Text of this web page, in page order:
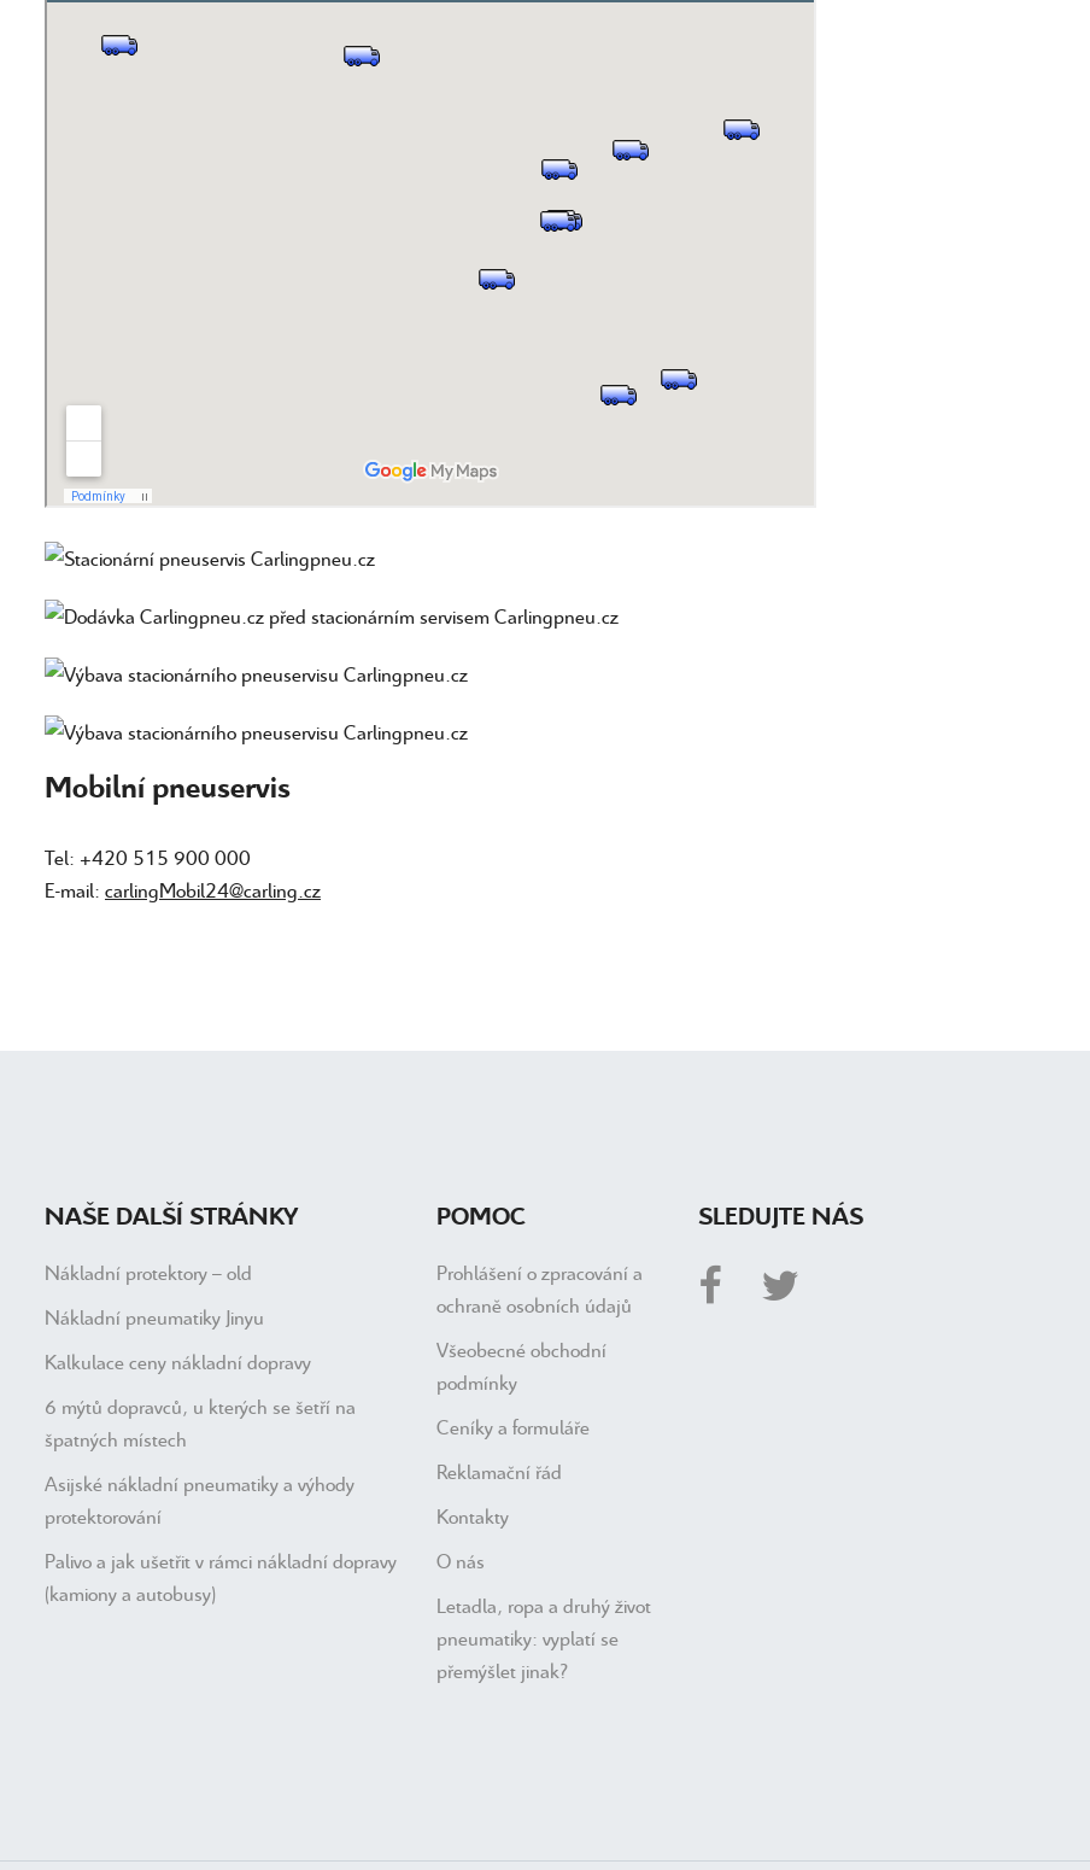
Mobilní pneuservis
Tel: +420 515 900 000
E-mail: carlingMobil24@carling.cz
NAŠE DALŠÍ STRÁNKY
Nákladní protektory – old
Nákladní pneumatiky Jinyu
Kalkulace ceny nákladní dopravy
6 mýtů dopravců, u kterých se šetří na
špatných místech
Asijské nákladní pneumatiky a výhody
protektorování
Palivo a jak ušetřit v rámci nákladní dopravy
(kamiony a autobusy)
POMOC
Prohlášení o zpracování a
ochraně osobních údajů
Všeobecné obchodní
podmínky
Ceníky a formuláře
Reklamační řád
Kontakty
O nás
Letadla, ropa a druhý život
pneumatiky: vyplatí se
přemýšlet jinak?
SLEDUJTE NÁS